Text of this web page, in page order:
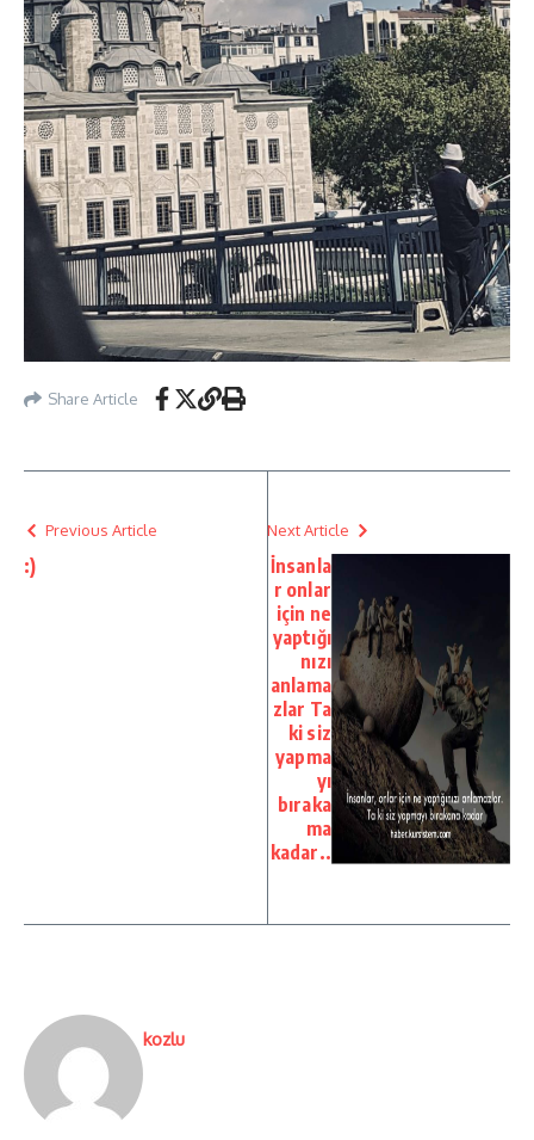
Share Article
Previous Article
:)
Next Article
İnsanla
r onlar
için ne
yaptığı
nızı
anlama
zlar Ta
ki siz
yapma
yı
bıraka
ma
kadar..
kozlu